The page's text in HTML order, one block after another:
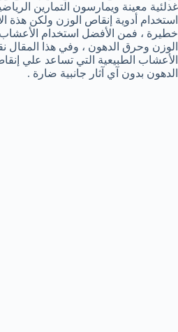
غذلئية معينة ويمارسون التمارين
استخدام أدوية إنقاص الوزن ولكن هذة
خطيرة ، فمن الأفضل استخدام الأعشاب
الوزن وحرق الدهون ، وفي هذا المقال
الأعشاب الطبيعية التي تساعد علي
الدهون بدون آي آثار جانبية ضارة .